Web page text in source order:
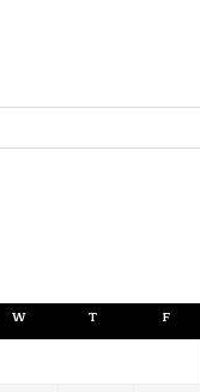
W T F